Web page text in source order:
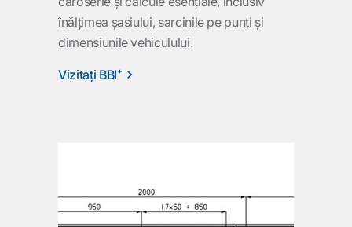
înălţimea şasiului, sarcinile pe punţi şi
dimensiunile vehiculului.
Vizitaţi BBI⁺